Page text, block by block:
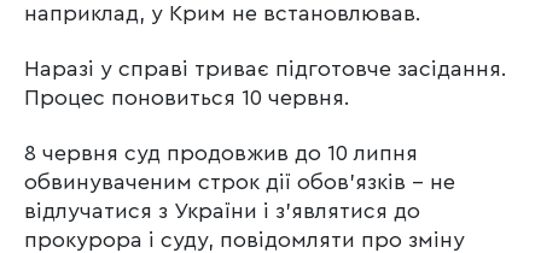
наприклад, у Крим не встановлював.
Наразі у справі триває підготовче засідання.
Процес поновиться 10 червня.
8 червня суд продовжив до 10 липня
обвинуваченим строк дії обов’язків – не
відлучатися з України і з’являтися до
прокурора і суду, повідомляти про зміну